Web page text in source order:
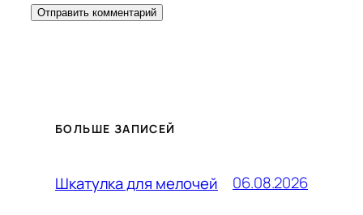
БОЛЬШЕ ЗАПИСЕЙ
Шкатулка для мелочей 06.08.2026